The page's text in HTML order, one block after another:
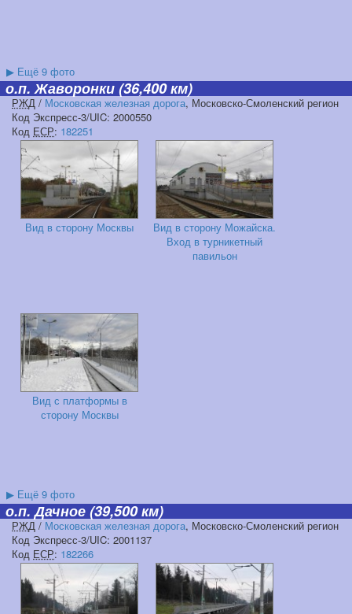
▶ Ещё 9 фото
о.п. Жаворонки(36,400 км)
РЖД / Московская железная дорога, Московско-Смоленский регион
Код Экспресс-3/UIC: 2000550
Код ЕСР: 182251
Вид в сторону Москвы
Вид в сторону Можайска.
Вход в турникетный
павильон
Вид с платформы в
сторону Москвы
▶ Ещё 9 фото
о.п. Дачное(39,500 км)
РЖД / Московская железная дорога, Московско-Смоленский регион
Код Экспресс-3/UIC: 2001137
Код ЕСР: 182266